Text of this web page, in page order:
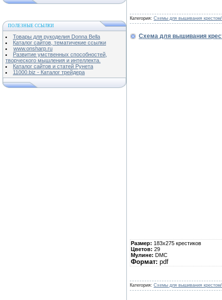
ПОЛЕЗНЫЕ ССЫЛКИ
Товары для рукоделия Donna Bella
Каталог сайтов, тематичекие ссылки
www.onsharp.ru
Развитие умственных способностей,
творческого мышления и интеллекта.
Каталог сайтов и статей Рунета
11000.biz - Каталог трейдера
Категория: Схемы для вышивания
Схема для вышивания
Размер: 183х275 крестиков
Цветов: 29
Мулине: DMC
Формат: pdf
Категория: Схемы для вышивания крестом/